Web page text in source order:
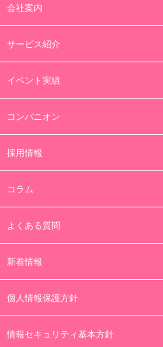
会社案内
サービス紹介
イベント実績
コンパニオン
採用情報
コラム
よくある質問
新着情報
個人情報保護方針
情報セキュリティ基本方針